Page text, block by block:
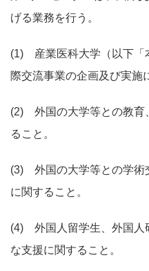
げる業務を行う。
(1) 産業医科大学（以下「
際交流事業の企画及び実施
(2) 外国の大学等との教育
ること。
(3) 外国の大学等との学術
に関すること。
(4) 外国人留学生、外国人
な支援に関すること。